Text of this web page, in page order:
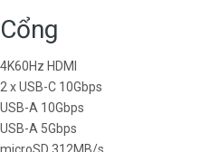
Cổng
4K60Hz HDMI
2 x USB-C 10Gbps
USB-A 10Gbps
USB-A 5Gbps